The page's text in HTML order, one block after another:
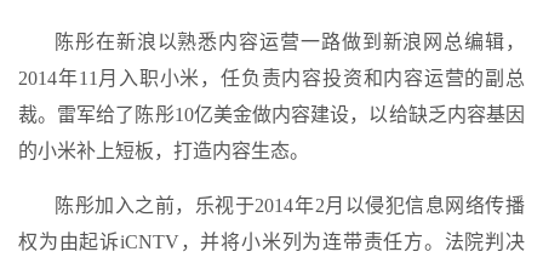
陈彤在新浪以熟悉内容运营一路做到新浪网总编辑，
2014年11月入职小米，任负责内容投资和内容运营的副总
裁。雷军给了陈彤10亿美金做内容建设，以给缺乏内容基因
的小米补上短板，打造内容生态。
陈彤加入之前，乐视于2014年2月以侵犯信息网络传播
权为由起诉iCNTV，并将小米列为连带责任方。法院判决